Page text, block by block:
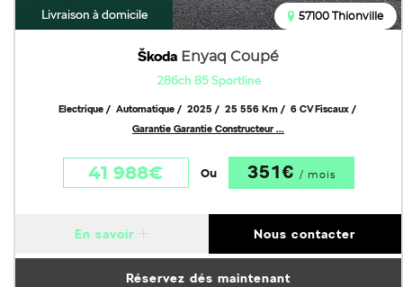
Livraison à domicile
Škoda Enyaq Coupé
286ch 85 Sportline
57100 Thionville
Electrique Automatique 2025 25 556 Km
6 CV Fiscaux
Garantie Garantie Constructeur ...
41 988€ Ou 351€ / mois
Réservez dés maintenant
En savoir Nous contacter